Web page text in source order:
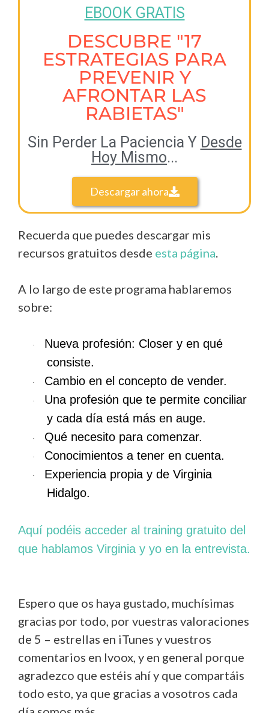
EBOOK GRATIS
DESCUBRE "17
ESTRATEGIAS PARA
PREVENIR Y
AFRONTAR LAS
RABIETAS"
Sin Perder La Paciencia Y Desde
Hoy Mismo...
Descargar ahora
Recuerda que puedes descargar mis
recursos gratuitos desde esta página.
A lo largo de este programa hablaremos
sobre:
·
Nueva profesión: Closer y en qué
consiste.
· Cambio en el concepto de vender.
·
Una profesión que te permite conciliar
y cada día está más en auge.
· Qué necesito para comenzar.
· Conocimientos a tener en cuenta.
·
Experiencia propia y de Virginia
Hidalgo.
Aquí podéis acceder al training gratuito del
que hablamos Virginia y yo en la entrevista.
Espero que os haya gustado, muchísimas
gracias por todo, por vuestras valoraciones
de 5 – estrellas en iTunes y vuestros
comentarios en Ivoox, y en general porque
agradezco que estéis ahí y que compartáis
todo esto, ya que gracias a vosotros cada